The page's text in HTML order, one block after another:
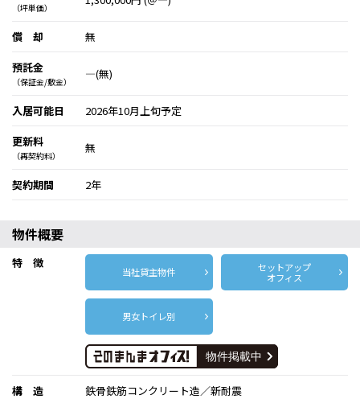
（坪単価）
償 却
無
預託金
（保証金/敷金）
―(無)
入居可能日
2026年10月上旬予定
更新料
（再契約料）
無
契約期間 2年
物件概要
特 徴
当社貸主物件
セットアップ
オフィス
男女トイレ別
構 造
鉄骨鉄筋コンクリート造／新耐震